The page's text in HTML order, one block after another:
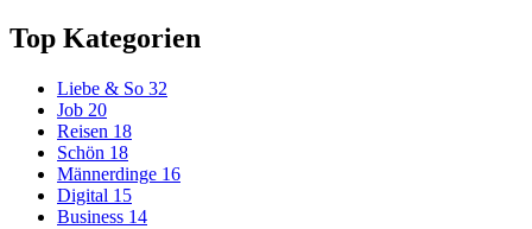
Top Kategorien
Liebe & So 32
Job 20
Reisen 18
Schön 18
Männerdinge 16
Digital 15
Business 14